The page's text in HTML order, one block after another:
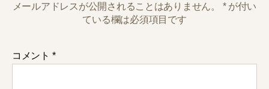
メールアドレスが公開されることはありません。 *が付い
ている欄は必須項目です
コメント *